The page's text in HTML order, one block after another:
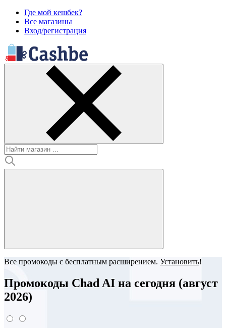
Где мой кешбек?
Все магазины
Вход/регистрация
Все промокоды с бесплатным расширением. Установить!
Промокоды Chad AI на сегодня (август
2026)